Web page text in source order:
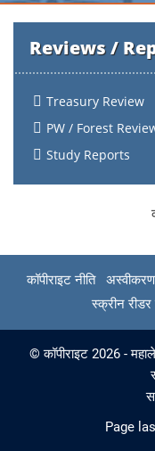
Reviews /
Treasury Review
PW / Forest
Study Reports
कॉपीराइट नीति अस्वीकरण
स्क्रीन
© कॉपीराइट 2026 -
Page